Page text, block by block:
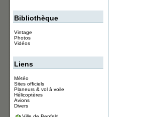
Bibliothèque
Vintage
Photos
Vidéos
Liens
Météo
Sites officiels
Planeurs & vol à voile
Hélicoptères
Avions
Divers